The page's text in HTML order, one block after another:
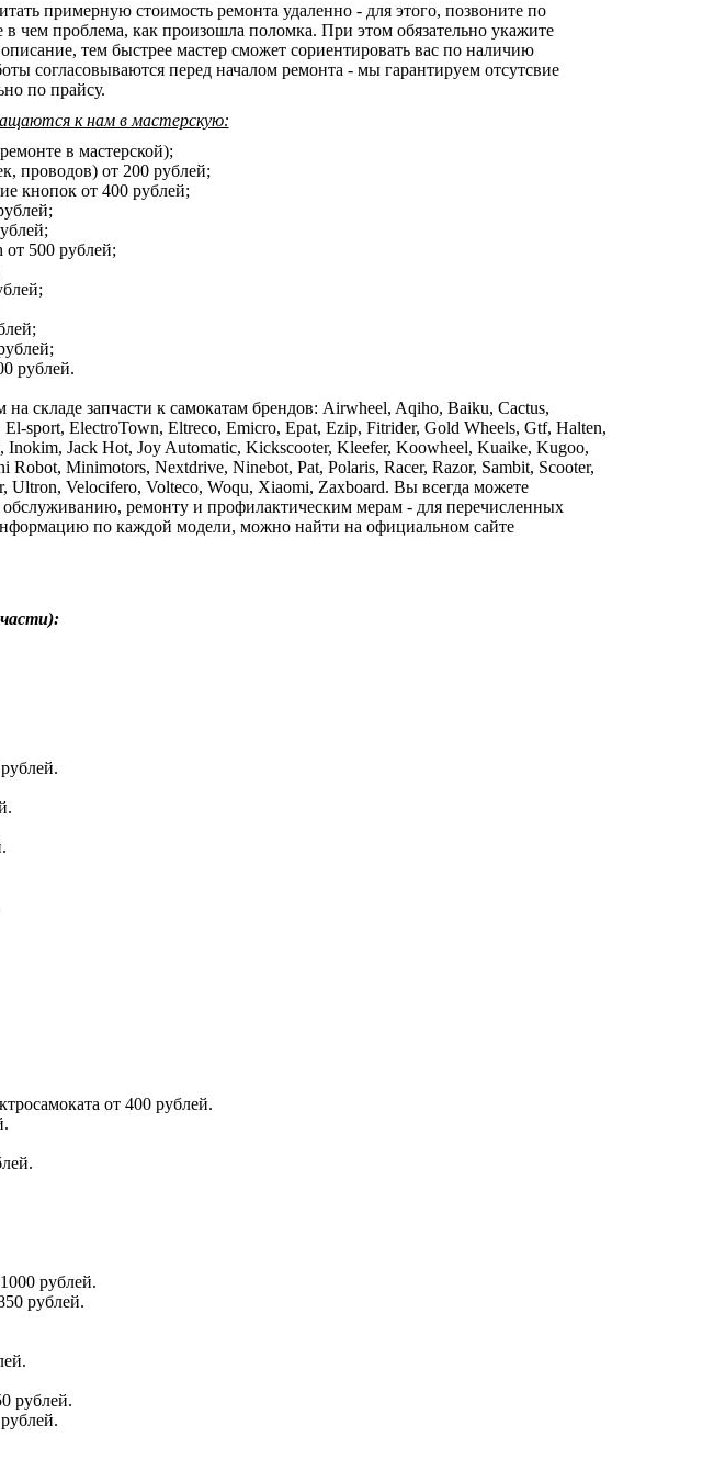
примерную стоимость ремонта удаленно - для этого, позвоните по
чем проблема, как произошла поломка. При этом обязательно укажите
тем быстрее мастер сможет сориентировать вас по наличию
согласовываются перед началом ремонта - мы гарантируем отсутсвие
по прайсу.
к нам в мастерскую:
в мастерской);
проводов) от 200 рублей;
кнопок от 400 рублей;
от 500 рублей;
рублей.
складе запчасти к самокатам брендов: Airwheel, Aqiho, Baiku, Cactus,
sport, ElectroTown, Eltreco, Emicro, Epat, Ezip, Fitrider, Gold Wheels, Gtf, Halten,
Jack Hot, Joy Automatic, Kickscooter, Kleefer, Koowheel, Kuaike, Kugoo,
Minimotors, Nextdrive, Ninebot, Pat, Polaris, Racer, Razor, Sambit, Scooter,
Ultron, Velocifero, Volteco, Woqu, Xiaomi, Zaxboard. Вы всегда можете
обслуживанию, ремонту и профилактическим мерам - для перечисленных
по каждой модели, можно найти на официальном сайте
от 400 рублей.
рублей.
рублей.
рублей.